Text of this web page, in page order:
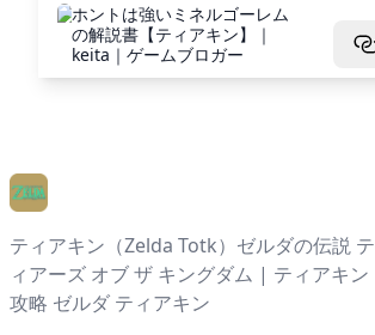
ホントは強いミネルゴーレム
の解説書【ティアキン】｜
keita｜ゲームブロガー
ティアキン（Zelda Totk）ゼルダの伝説 テ
ィアーズ オブ ザ キングダム | ティアキン
攻略 ゼルダ ティアキン